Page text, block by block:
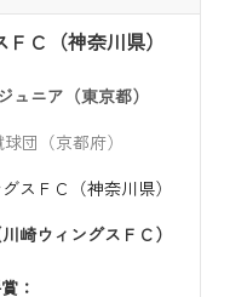
Ｃ（神奈川県）
ュニア（東京都）
団（京都府）
スＦＣ（神奈川県）
崎ウィングスＦＣ）
：